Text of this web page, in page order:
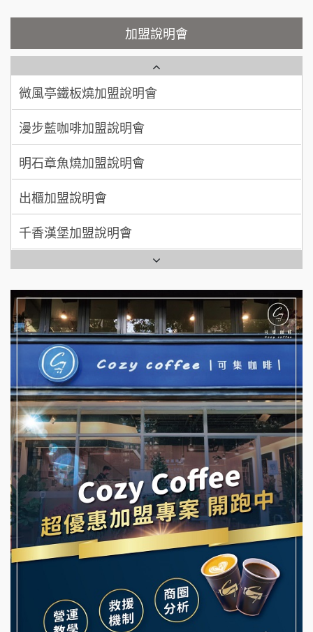
顏 先生/小姐 台北市
廖 先生/小姐 高雄市
加盟預算
【曉妍美妝】誠徵行政櫃檯
自助洗衣店誠徵代洗收送人員(台中市)
MUSHEN徵SPA美容芳療師
日十。早午食加盟說明會
拾鑶火鍋加盟說明會
全家加盟說明會
台灣G湯加盟說明會
彭富貴加盟說明會
NU PASTA義大利麵加盟說明會
潮鍋癮加盟說明會
蓁伙烤倆吃加盟說明會
霏等茶加盟說明會
早安山丘加盟說明會
冰封仙果加盟說明會
Ramble Café 漫步藍咖啡加盟說明會
微風亭鐵板燒加盟說明會
鮮茶道加盟說明會
加盟說明會
鮮茶道加盟說明會
微風亭鐵板燒加盟說明會
漫步藍咖啡加盟說明會
明石章魚燒加盟說明會
出櫃加盟說明會
千香漢堡加盟說明會
七盞茶加盟說明會
拉亞漢堡加盟說明會
杜芳子古味茶鋪加盟說明會
優握握×酸奶大獅加盟說明會
冬城門加盟說明會
拾鑶火鍋加盟說明會
阿性情趣無人販售所加盟明會
龍涎居好湯加盟說明會
舒油頭加盟說明會
韓金量加盟說明會
Mr.Wish加盟說明會